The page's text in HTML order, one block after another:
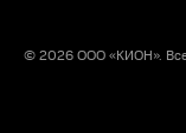
© 2026 ООО «КИОН».